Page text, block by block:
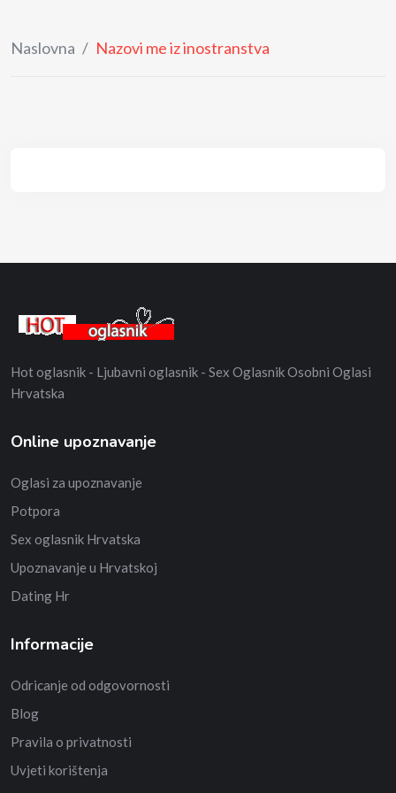
Naslovna / Nazovi me iz inostranstva
Hot oglasnik - Ljubavni oglasnik - Sex Oglasnik Osobni Oglasi
Hrvatska
Online upoznavanje
Oglasi za upoznavanje
Potpora
Sex oglasnik Hrvatska
Upoznavanje u Hrvatskoj
Dating Hr
Informacije
Odricanje od odgovornosti
Blog
Pravila o privatnosti
Uvjeti korištenja